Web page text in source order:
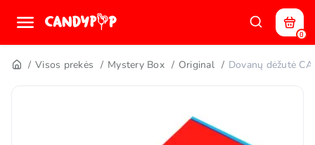
0
Visos prekės Mystery Box Original Dovanų dėžutė